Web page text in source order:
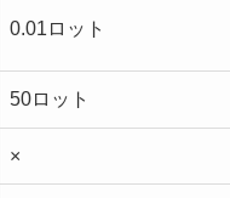
0.01ロット
50ロット
×